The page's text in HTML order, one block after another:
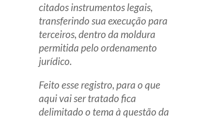
citados instrumentos legais,
transferindo sua execução para
terceiros, dentro da moldura
permitida pelo ordenamento
jurídico.
Feito esse registro, para o que
aqui vai ser tratado fica
delimitado o tema à questão da